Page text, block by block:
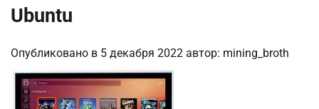
Ubuntu
Опубликовано в 5 декабря 2022 автор: mining_broth